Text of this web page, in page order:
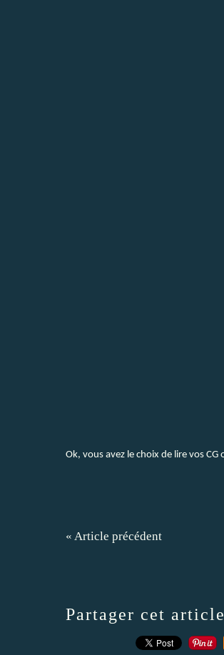
Ok, vous avez le choix de lire vos
« Article précédent
Partager cet article